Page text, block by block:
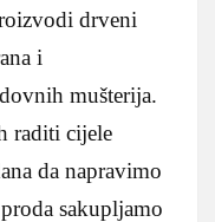
drveni
i
mušterija.
raditi cijele
da napravimo
sakupljamo